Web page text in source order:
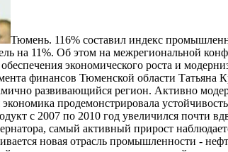
Тюмень. 116% составил индекс
на 11%. Об этом на межрегиональной
экономического роста и
финансов Тюменской области Татьяна
развивающийся регион. Активно
продемонстрировала
с 2007 по 2010 год увеличился почти
самый активный прирост
новая отрасль промышленности -